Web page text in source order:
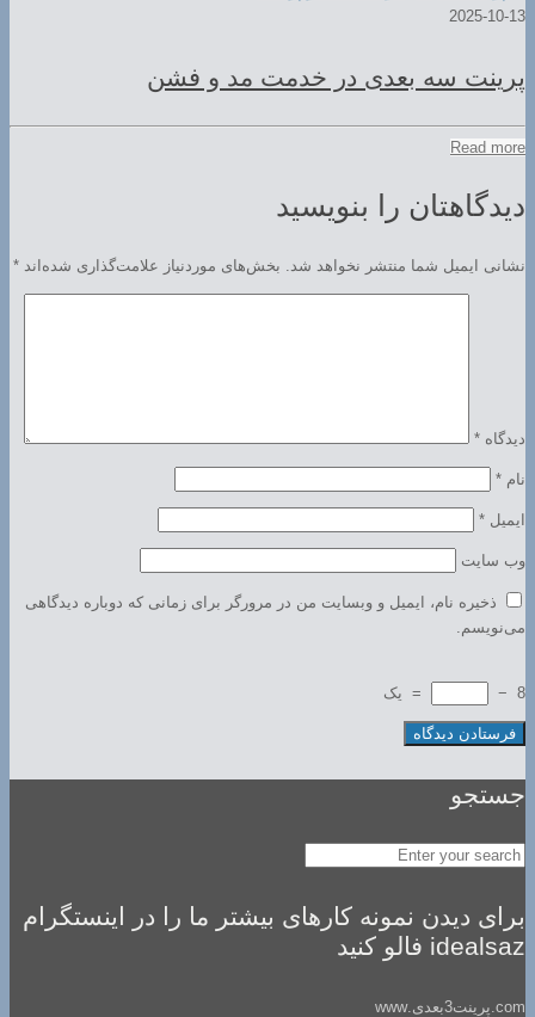
2025-10-13
پرینت سه بعدی در خدمت مد و فشن
Read more
دیدگاهتان را بنویسید
نشانی ایمیل شما منتشر نخواهد شد. بخش‌های موردنیاز علامت‌گذاری شده‌اند *
دیدگاه *
نام *
ایمیل *
وب‌ سایت
ذخیره نام، ایمیل و وبسایت من در مرورگر برای زمانی که دوباره دیدگاهی
می‌نویسم.
8
−
= یک
جستجو
برای دیدن نمونه کارهای بیشتر ما را در اینستگرام
idealsaz فالو کنید
com.پرینت3بعدی.www